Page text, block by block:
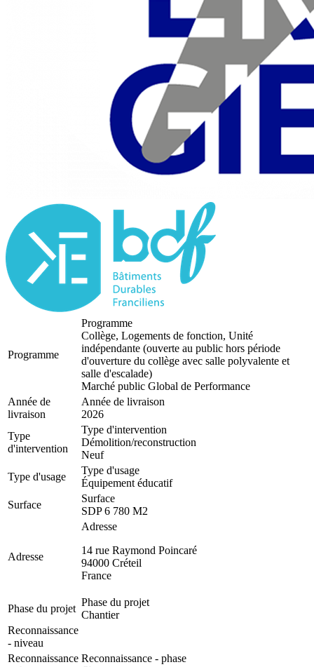
Programme
Programme
Collège, Logements de fonction, Unité
indépendante (ouverte au public hors période
d'ouverture du collège avec salle polyvalente et
salle d'escalade)
Marché public Global de Performance
Année de
livraison
Année de livraison
2026
Type
d'intervention
Type d'intervention
Démolition/reconstruction
Neuf
Type d'usage
Type d'usage
Équipement éducatif
Surface
Surface
SDP 6 780 M2
Adresse
Adresse
14 rue Raymond Poincaré
94000 Créteil
France
Phase du projet
Phase du projet
Chantier
Reconnaissance
- niveau
Reconnaissance Reconnaissance - phase